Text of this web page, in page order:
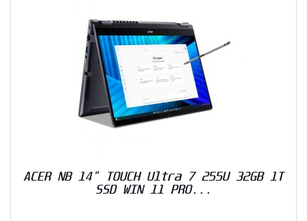
ACER NB 14" TOUCH Ultra 7 255U 32GB 1T
SSD WIN 11 PRO...